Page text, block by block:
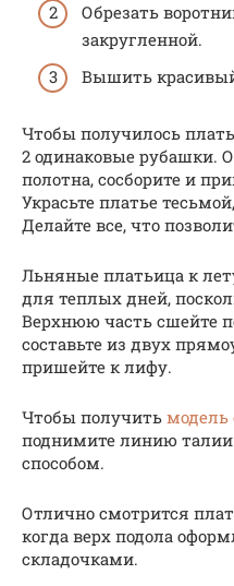
Обрезать
закругленной.
Вышить
Чтобы получилось
2 одинаковые рубашки.
полотна, сосборите и
Украсьте платье
Делайте все, что
Льняные платьица к
для теплых дней,
Верхнюю часть сшейте
составьте из двух
пришейте к лифу.
Чтобы получить модель
поднимите линию
способом.
Отлично смотрится
когда верх подола
складочками.